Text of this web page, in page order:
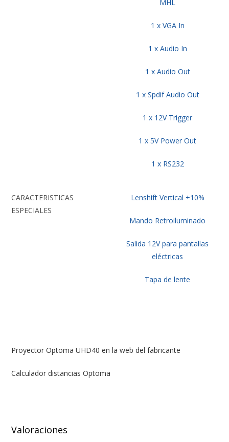
MHL
1 x VGA In
1 x Audio In
1 x Audio Out
1 x Spdif Audio Out
1 x 12V Trigger
1 x 5V Power Out
1 x RS232
CARACTERISTICAS
ESPECIALES
Lenshift Vertical +10%
Mando Retroiluminado
Salida 12V para pantallas
eléctricas
Tapa de lente
Proyector Optoma UHD40 en la web del fabricante
Calculador distancias Optoma
Valoraciones